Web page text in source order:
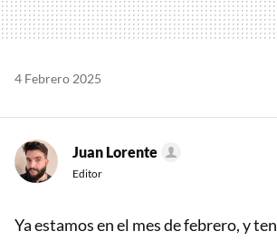
4 Febrero 2025
Juan Lorente
Editor
Ya estamos en el mes de febrero, y